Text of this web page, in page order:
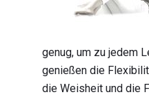
genug, um zu jedem
genießen die
die Weisheit und die